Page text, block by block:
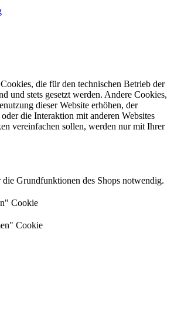
die für den technischen Betrieb der
und stets gesetzt werden. Andere Cookies,
dieser Website erhöhen, der
die Interaktion mit anderen Websites
vereinfachen sollen, werden nur mit Ihrer
Grundfunktionen des Shops notwendig.
Cookie
Cookie